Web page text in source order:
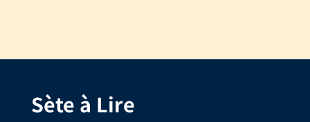
Sète à Lire